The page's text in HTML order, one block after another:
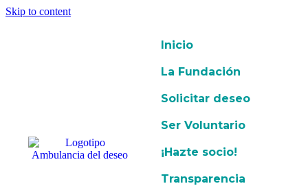
Skip to content
Inicio
La Fundación
Solicitar deseo
Ser Voluntario
¡Hazte socio!
Transparencia